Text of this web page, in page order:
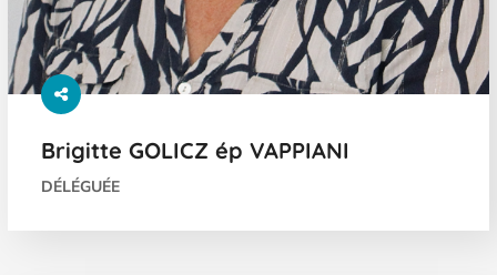
Brigitte GOLICZ ép VAPPIANI
DÉLÉGUÉE